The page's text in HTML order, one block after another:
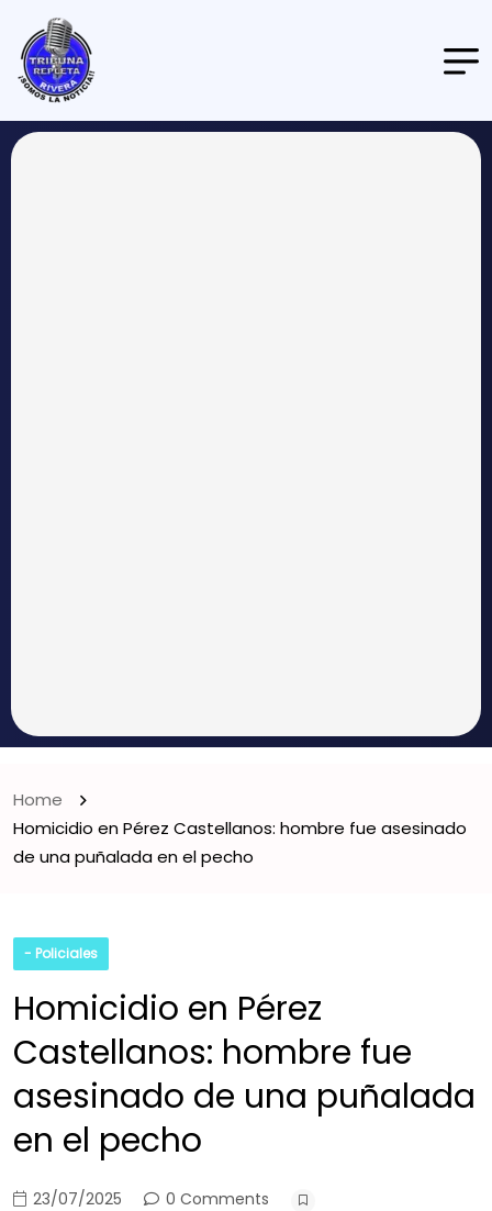
Home
Homicidio en Pérez Castellanos: hombre fue asesinado
de una puñalada en el pecho
- Policiales
Homicidio en Pérez
Castellanos: hombre fue
asesinado de una puñalada
en el pecho
23/07/2025 0 Comments